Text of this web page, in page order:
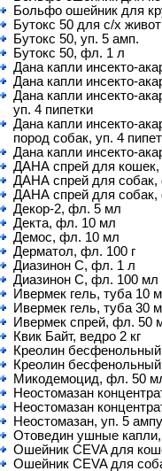
Больфо ошейник для
Бутокс 50 для с/х
Бутокс 50, уп. 5 амп.
Бутокс 50, фл. 1 л
Дана капли инсекто-
Дана капли инсекто-
Дана капли инсекто-
уп. 4 пипетки
Дана капли инсекто-
пород собак, уп. 4
Дана капли инсекто-
ДАНА спрей для
ДАНА спрей для
ДАНА спрей для
Декор-2, фл. 5 мл
Декта, фл. 10 мл
Демос, фл. 10 мл
Дерматол, фл. 100 г
Диазинон С, фл. 1 л
Диазинон С, фл. 100 мл
Ивермек гель, туба 10
Ивермек гель, туба 30
Ивермек спрей, фл. 50
Квик Байт, ведро 2 кг
Креолин
Креолин
Микодемоцид, фл. 50
Неостомазан
Неостомазан
Неостомазан, уп. 5
Отоведин ушные
Ошейник CEVA для
Ошейник CEVA для